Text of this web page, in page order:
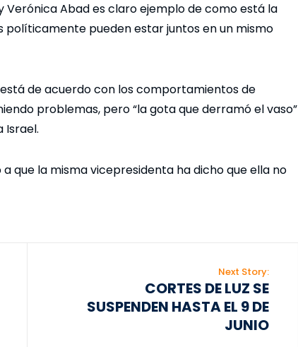
Verónica Abad es claro ejemplo de como está la
políticamente pueden estar juntos en un mismo
de acuerdo con los comportamientos de
problemas, pero “la gota que derramó el vaso”
Israel.
que la misma vicepresidenta ha dicho que ella no
Next Story:
CORTES DE LUZ SE
SUSPENDEN HASTA EL 9 DE
JUNIO